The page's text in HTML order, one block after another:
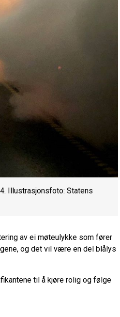
Illustrasjonsfoto: Statens
av ei møteulykke som fører
og det vil være en del blålys
til å kjøre rolig og følge